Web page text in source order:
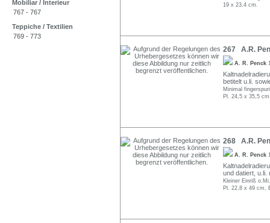
Mobiliar / Interieur
767 - 767
Teppiche / Textilien
769 - 773
19 x 23,4 cm.
267 A.R.
A. R. Penck
betitelt u.li.
Minimal
Pl. 24,5 x 35,5
268 A.R.
A. R. Penck
und datiert, u.li.
Kleiner Einriß
Pl. 22,8 x 49 cm,